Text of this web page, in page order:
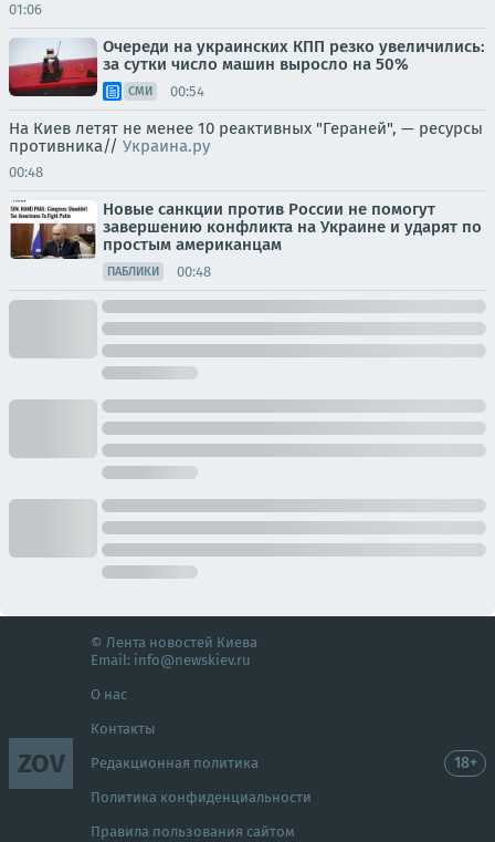
01:06
Очереди на украинских КПП резко увеличились:
за сутки число машин выросло на 50%
СМИ 00:54
На Киев летят не менее 10 реактивных "Гераней", — ресурсы
противника// Украина.ру
00:48
Новые санкции против России не помогут
завершению конфликта на Украине и ударят по
простым американцам
ПАБЛИКИ 00:48
ZOV
© Лента новостей Киева
Email: info@newskiev.ru
О нас
Контакты
Редакционная политика
Политика конфиденциальности
Правила пользования сайтом
18+